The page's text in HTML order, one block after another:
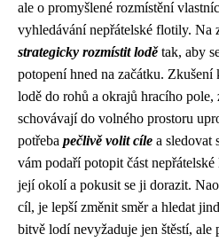
ale o promyšlené rozmístění
vyhledávání nepřátelské flotily. Na
strategicky rozmístit lodětak, aby
potopení hned na začátku.
lodě do rohů a okrajů hracího pole,
schovávají do volného prostoru
potřeba pečlivě volit cíle a sledovat
vám podaří potopit část
její okolí a pokusit se ji dorazit.
cíl, je lepší změnit směr a hledat
bitvě lodí nevyžaduje jen štěstí, ale